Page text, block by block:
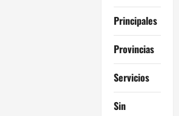
Principales
Provincias
Servicios
Sin